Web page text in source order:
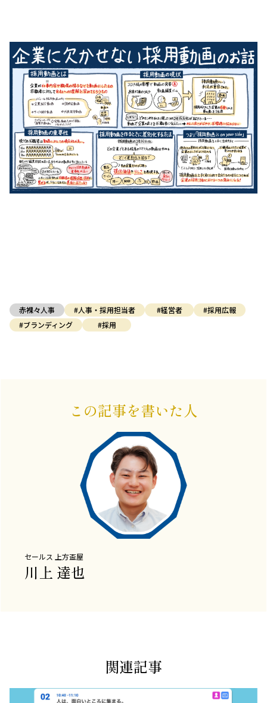
赤裸々人事 #人事・採用担当者 #経営者
#採用広報
#ブランディング
#採用
この記事を書いた人
セールス 上方盃屋
川上 達也
関連記事